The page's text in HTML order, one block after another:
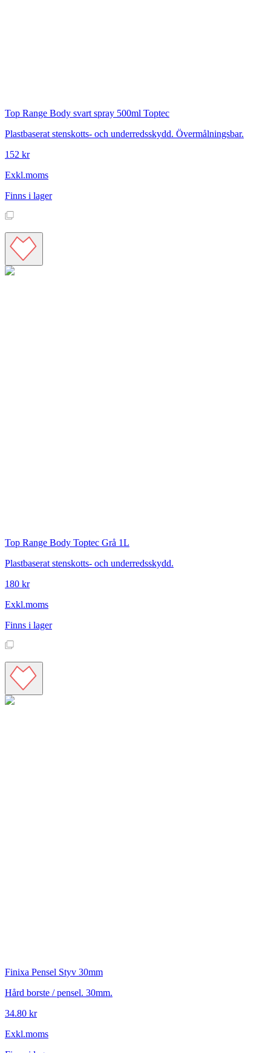
Top Range Body svart spray 500ml Toptec
Plastbaserat stenskotts- och underredsskydd. Övermålningsbar.
152 kr
Exkl.moms
Finns i lager
Top Range Body Toptec Grå 1L
Plastbaserat stenskotts- och underredsskydd.
180 kr
Exkl.moms
Finns i lager
Finixa Pensel Styv 30mm
Hård borste / pensel. 30mm.
34.80 kr
Exkl.moms